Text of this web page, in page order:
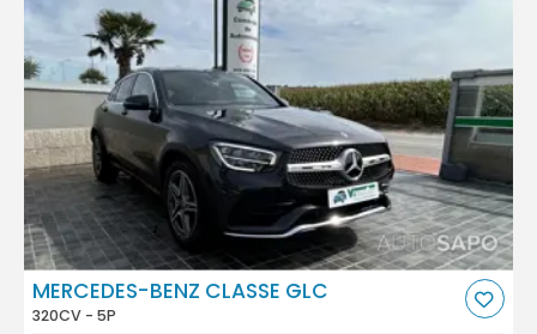
MERCEDES-BENZ CLASSE GLC
320CV - 5P